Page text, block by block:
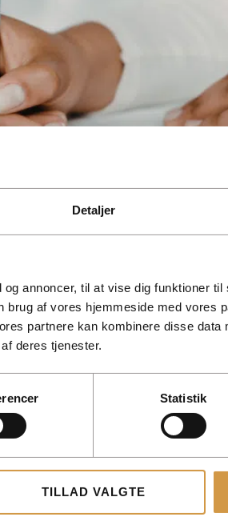
Detaljer
annoncer, til at vise dig funktioner
af vores hjemmeside med vores
partnere kan kombinere disse data
deres tjenester.
Statistik
TILLAD VALGTE
i forbindelse med